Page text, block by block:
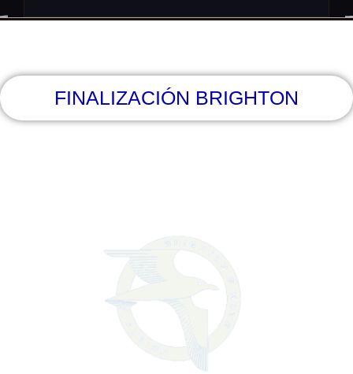
FINALIZACIÓN BRIGHTON